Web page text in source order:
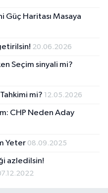
Güç Haritası Masaya
20.06.2026
Seçim sinyali mi?
mi? 12.05.2026
CHP Neden Aday
Yeter 08.09.2025
azledilsin!